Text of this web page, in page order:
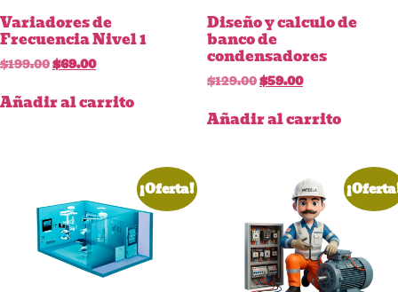
Variadores de
Frecuencia Nivel 1
$199.00$69.00
Añadir al carrito
Diseño y calculo de
banco de
condensadores
$129.00$59.00
Añadir al carrito
¡Oferta!